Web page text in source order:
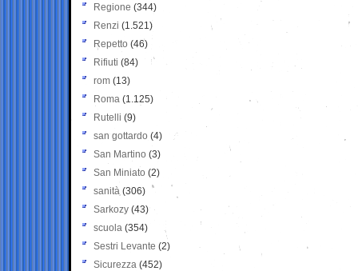
Regione (344)
Renzi (1.521)
Repetto (46)
Rifiuti (84)
rom (13)
Roma (1.125)
Rutelli (9)
san gottardo (4)
San Martino (3)
San Miniato (2)
sanità (306)
Sarkozy (43)
scuola (354)
Sestri Levante (2)
Sicurezza (452)